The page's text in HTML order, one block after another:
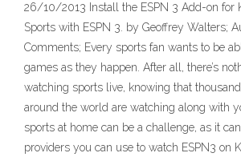
26/10/2013 Install the ESPN 3 Add-on for
Sports with ESPN 3. by Geoffrey Walters;
Comments; Every sports fan wants to be
games as they happen. After all, there’s
watching sports live, knowing that
around the world are watching along with
sports at home can be a challenge, as it
providers you can use to watch ESPN3 on